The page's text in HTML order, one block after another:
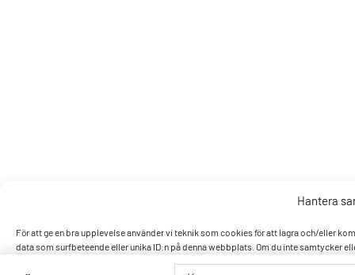
Hantera
För att ge en bra upplevelse använder vi teknik som cookies för att lagra och/eller
data som surfbeteende eller unika ID:n på denna webbplats. Om du inte samtycker